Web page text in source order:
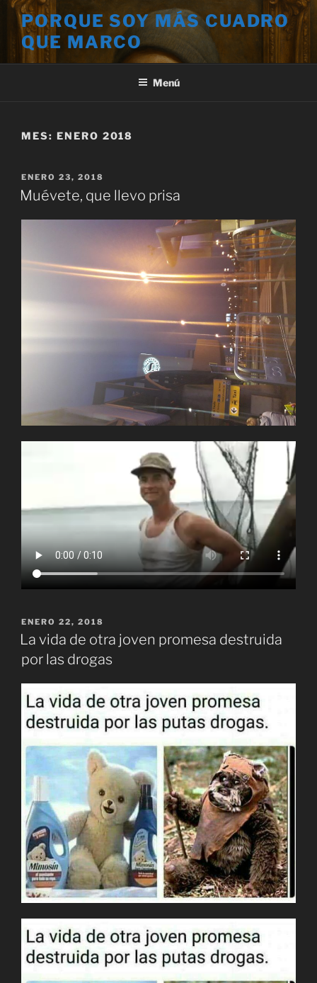
Saltar
contenido
PORQUE SOY MÁS CUADRO
QUE MARCO
Menú
MES: ENERO 2018
PUBLICADO
EL
ENERO 23, 2018
Muévete, que llevo prisa
PUBLICADO
EL
ENERO 22, 2018
La vida de otra joven promesa destruida
por las drogas